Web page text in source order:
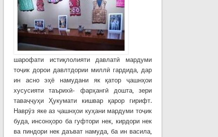
шарофати истиқлолияти давлатӣ мардуми
тоҷик дорои давлтдории миллӣ гардида, дар
ин асно эҳё намудани як қатор ҷашнҳои
хусусияти таърихӣ- фарҳангӣ дошта, зери
таваҷҷуҳи Ҳукумати кишвар қарор гирифт.
Наврӯз яке аз ҷашнҳои куҳани мардуми тоҷик
буда, инсонҳоро ба гуфтори нек, кирдори нек
ва пиндори нек даъват намуда, ба ин васила,